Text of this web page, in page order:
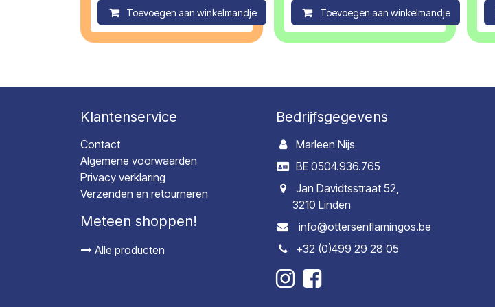
Toevoegen aan winkelmandje CompareToevoegen aan winkelmandje
Klantenservice
Contact
Algemene voorwaarden
Privacy verklaring
Verzenden en retourneren
Meteen shoppen!
Alle producten
Bedrijfsgegevens
Marleen Nijs
BE 0504.936.765
Jan Davidtsstraat 52,
3210 Linden
info@ottersenflamingos.be
+32 (0)499 29 28 05